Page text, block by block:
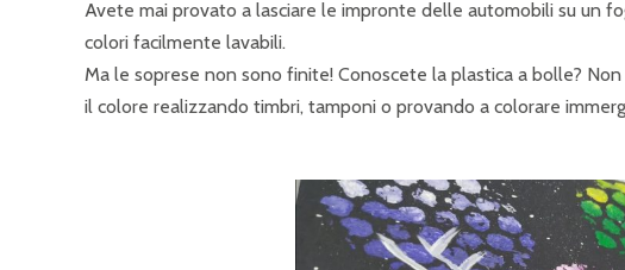
Avete mai provato a lasciare le impronte delle automobili su un
colori facilmente lavabili.
Ma le soprese non sono finite! Conoscete la plastica a bolle?
il colore realizzando timbri, tamponi o provando a colorare